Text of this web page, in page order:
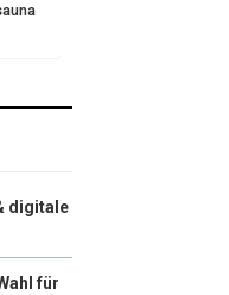
digitale
für